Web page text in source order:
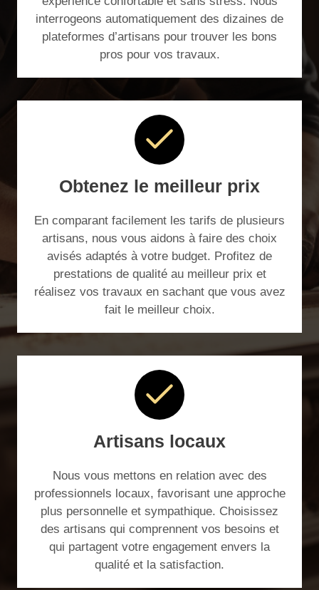
interrogeons automatiquement des dizaines de
plateformes d’artisans pour trouver les bons
pros pour vos travaux.
Obtenez le meilleur prix
En comparant facilement les tarifs de plusieurs
artisans, nous vous aidons à faire des choix
avisés adaptés à votre budget. Profitez de
prestations de qualité au meilleur prix et
réalisez vos travaux en sachant que vous avez
fait le meilleur choix.
Artisans locaux
Nous vous mettons en relation avec des
professionnels locaux, favorisant une approche
plus personnelle et sympathique. Choisissez
des artisans qui comprennent vos besoins et
qui partagent votre engagement envers la
qualité et la satisfaction.